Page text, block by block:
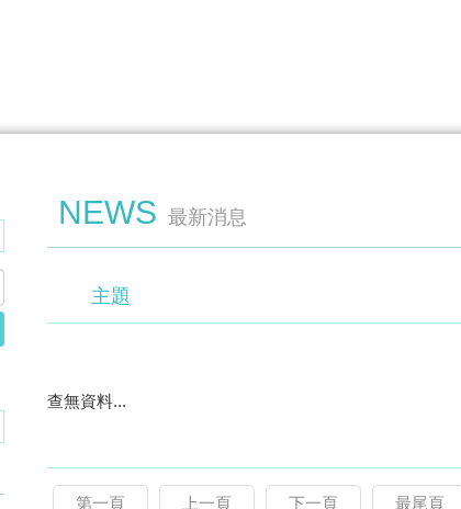
NEWS 最新消息
主題
查無資料...
第一頁 上一頁 下一頁 最尾頁